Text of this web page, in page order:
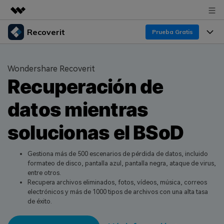
Productos destacados
Utilidades
Soluciones
Quiénes somos
Sala de prensa
Tienda
Soporte
Recoverit Prueba Gratis
Recoverit para Windows
Líder en recuperación para Windows
Pruébalo Gratis
Recoverit para Mac
Recupera datos ilimitados del sistema Mac
Funciones
Recuperar de Unidades
Recuperar Medios Borrados
Soluciones de Recuperación Exclusivas Nuevo
Recuperar Documentos
Escenarios de Pérdida de Datos
Recursos
Por qué Recoverit
Experto en Recuperación de Datos
Historias de Clientes
Temas Destacados
DESCARGAR Sign In
Wondershare Recoverit
Recuperación de
datos mientras
solucionas el BSoD
Gestiona más de 500 escenarios de pérdida de datos, incluido
formateo de disco, pantalla azul, pantalla negra, ataque de virus,
entre otros.
Recupera archivos eliminados, fotos, vídeos, música, correos
electrónicos y más de 1000 tipos de archivos con una alta tasa
de éxito.